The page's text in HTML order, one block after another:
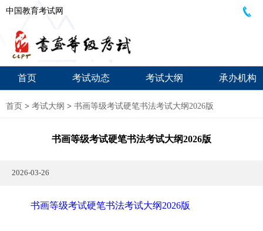
中国教育考试网
首页 考试动态 考试大纲 承办机构
首页 > 考试大纲 > 书画等级考试硬笔书法考试大纲2026版
书画等级考试硬笔书法考试大纲2026版
2026-03-26
书画等级考试硬笔书法考试大纲2026版